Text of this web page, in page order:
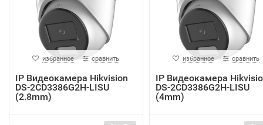
избранное сравнить
IP Видеокамера Hikvision
DS-2CD3386G2H-LISU
(2.8mm)
избранное сравнить
IP Видеокамера
DS-2CD3386G2H-LISU
(4mm)